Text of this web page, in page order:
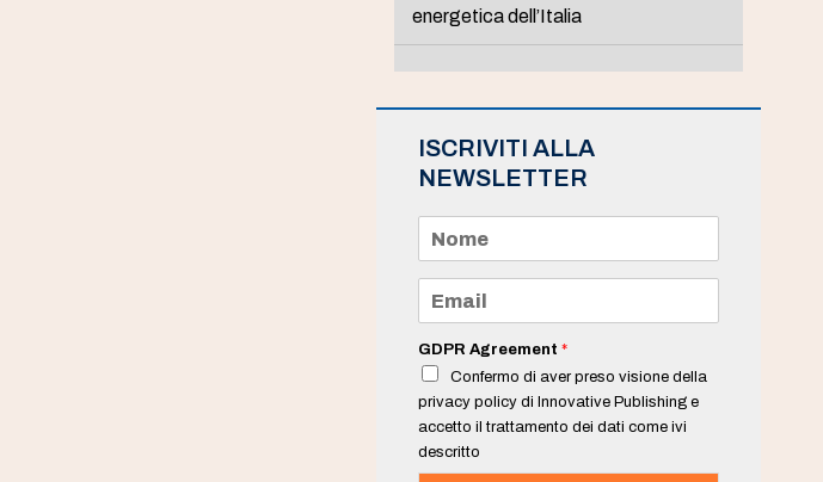
energetica dell’Italia
ISCRIVITI ALLA
NEWSLETTER
m
e
a
i
*
GDPR Agreement *
Confermo di aver preso visione della
privacy policy di Innovative Publishing e
accetto il trattamento dei dati come ivi
descritto